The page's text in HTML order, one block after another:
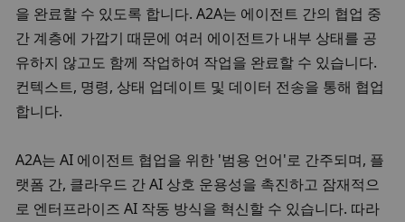
을 완료할 수 있도록 합니다. A2A는 에이전트 간의 협업 중
간 계층에 가깝기 때문에 여러 에이전트가 내부 상태를 공
유하지 않고도 함께 작업하여 작업을 완료할 수 있습니다.
컨텍스트, 명령, 상태 업데이트 및 데이터 전송을 통해 협업
합니다.
A2A는 AI 에이전트 협업을 위한 '범용 언어'로 간주되며, 플
랫폼 간, 클라우드 간 AI 상호 운용성을 촉진하고 잠재적으
로 엔터프라이즈 AI 작동 방식을 혁신할 수 있습니다. 따라